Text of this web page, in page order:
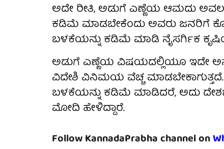
ಅದೇ ರೀತಿ, ಅಡುಗೆ ಎಣ್ಣೆಯ ಆಮದು
ಕಡಿಮೆ ಮಾಡಬೇಕೆಂದು ಅವರು ಜನರಿಗೆ
ಬಳಕೆಯನ್ನು ಕಡಿಮೆ ಮಾಡಿ ನೈಸರ್ಗಿಕ
ಅಡುಗೆ ಎಣ್ಣೆಯ ವಿಷಯದಲ್ಲಿಯೂ ಇದೇ
ವಿದೇಶಿ ವಿನಿಮಯ ವೆಚ್ಚ
ಬಳಕೆಯನ್ನು ಕಡಿಮೆ ಮಾಡಿದರೆ, ಅದು
ಮೋದಿ ಹೇಳಿದ್ದಾರೆ.
Follow KannadaPrabha channel on